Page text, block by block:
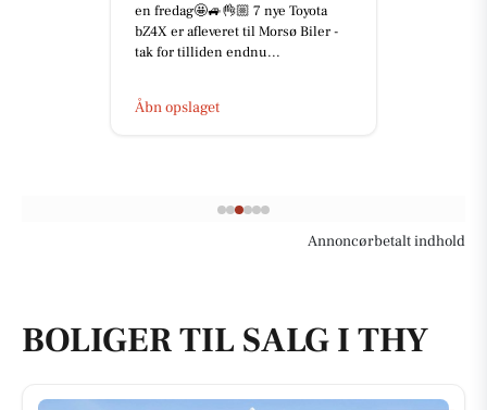
en fredag🤩🚙👌🏼 7 nye Toyota
bZ4X er afleveret til Morsø Biler -
tak for tilliden endnu...
Åbn opslaget
Annoncørbetalt indhold
BOLIGER TIL SALG I THY